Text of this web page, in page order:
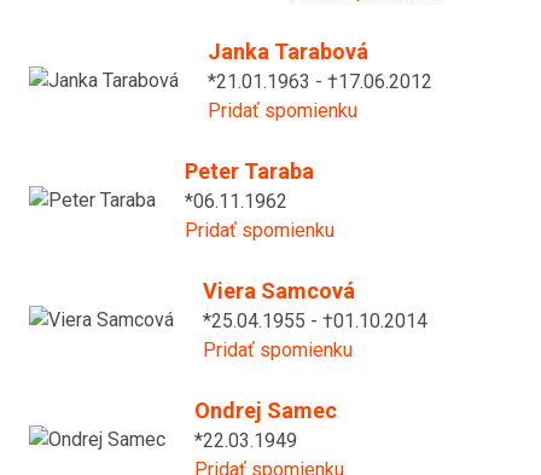
Janka Tarabová
*21.01.1963 - †17.06.2012
Pridať spomienku
Peter Taraba
*06.11.1962
Pridať spomienku
Viera Samcová
*25.04.1955 - †01.10.2014
Pridať spomienku
Ondrej Samec
*22.03.1949
Pridať spomienku